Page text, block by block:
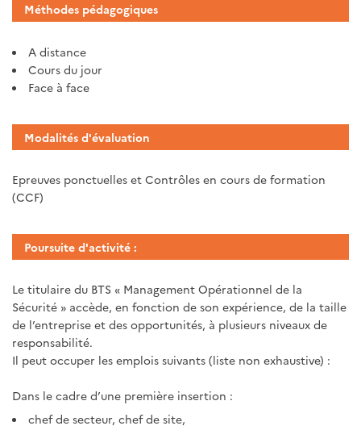
Méthodes pédagogiques
A distance
Cours du jour
Face à face
Modalités d'évaluation
Epreuves ponctuelles et Contrôles en cours de formation
(CCF)
Poursuite d'activité :
Le titulaire du BTS « Management Opérationnel de la
Sécurité » accède, en fonction de son expérience, de la taille
de l’entreprise et des opportunités, à plusieurs niveaux de
responsabilité.
Il peut occuper les emplois suivants (liste non exhaustive) :
Dans le cadre d’une première insertion :
chef de secteur, chef de site,